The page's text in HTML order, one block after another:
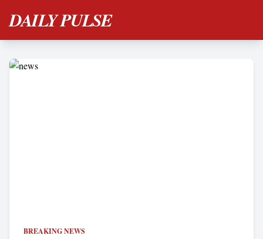
DAILY PULSE
BREAKING NEWS